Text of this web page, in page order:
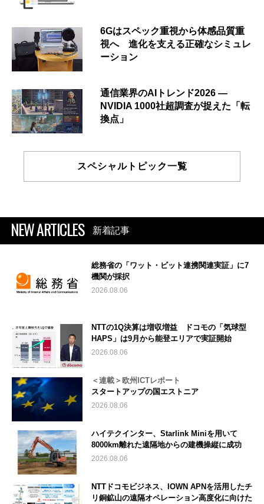
6Gはスペック重視から体感品質重
視へ 進化を支える正確なシミュレ
ーション
通信業界のAIトレンド2026 ―
NVIDIA 1000社超調査が捉えた「転
換点」
スペシャルトピック一覧
NEW ARTICLES 新着記事
総務省の「ワット・ビット連携関連実証」に7
機関が採択
2026.08.06
NTTの1Q決算は増収増益 ドコモの「気球型
HAPS」は9月から能登エリアで実証開始
2026.08.06
＜連載＞欧州ICTレポート
スタートアップの国エストニア
2026.08.06
ハイテクインター、Starlink Miniを用いて
8000km離れた遠隔地からの建機操縦に成功
2026.08.06
NTTドコモビジネス、IOWN APNを活用したチ
リ銅鉱山の遠隔オペレーション高度化に向けた